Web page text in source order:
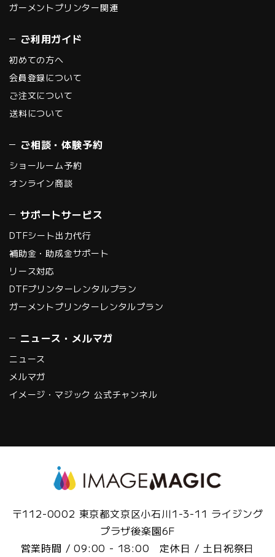
ガーメントプリンター関連
ご利用ガイド
初めての方へ
会員登録について
ご注文について
送料について
ご相談・体験予約
ショールーム予約
オンライン商談
サポートサービス
DTFシート出力代行
補助金・助成金サポート
リース対応
DTFプリンターレンタルプラン
ガーメントプリンターレンタルプラン
ニュース・メルマガ
ニュース
メルマガ
イメージ・マジック 公式チャンネル
〒112-0002 東京都文京区小石川1-3-11 ライジング
プラザ後楽園6F
営業時間 / 09:00 - 18:00 定休日 / 土日祝祭日